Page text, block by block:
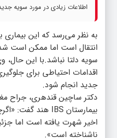
اطلاعات زیادی در مورد سویه
به نظر می‌رسد که این بیماری
انتقال است اما ممکن است
سویه دلتا نباشد.با این حال،
اقدامات احتیاطی برای
جدید انجام شود.
دکتر ساچین قندهری، جراح
اخیر شهرت یافته است اما
ناشناخته است».